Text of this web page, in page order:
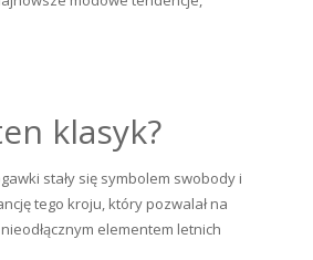
klasyk?
stały się symbolem swobody i
tego kroju, który pozwalał na
elementem letnich